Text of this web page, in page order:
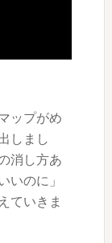
ップがめ
しまし
消し方あ
いのに」
ていきま